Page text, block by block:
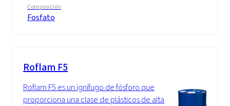
Composición
Fosfato
Roflam F5
Roflam F5 es un ignífugo de fósforo que
proporciona una clase de plásticos de alta